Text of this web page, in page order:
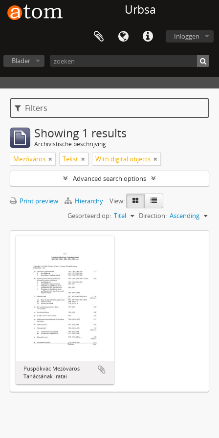
Urbsa
Inloggen
Blader
Filters
Showing 1 results
Archivistische beschrijving
Mezőváros Tekst With digital objects
Advanced search options
Print preview Hierarchy
View:
Gesorteerd op: Titel Direction: Ascending
Püspökvác Mezőváros
Tanácsának iratai